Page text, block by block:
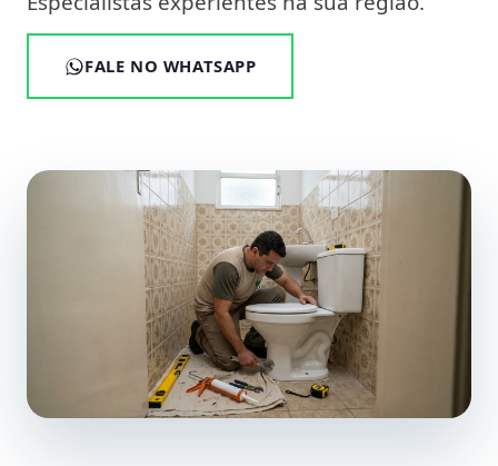
FALE NO WHATSAPP